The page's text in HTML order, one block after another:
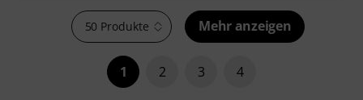
50 Produkte Mehr anzeigen
1 2 3 4